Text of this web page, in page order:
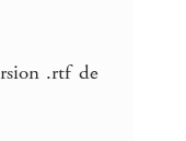
.rtf de